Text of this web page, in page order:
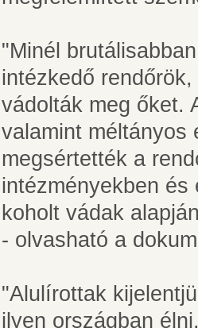
"Minél
intézkedő
vádolták meg őket.
valamint méltányos
megsértették a
intézményekben
koholt vádak
- olvasható a
"Alulírottak
ilyen országban